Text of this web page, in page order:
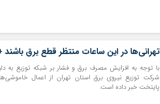
تهرانی‌ها در این ساعات منتظر قطع برق باشند
با توجه به افزایش مصرف برق و فشار بر شبکه توزیع به
شرکت توزیع نیروی برق استان تهران از اعمال
پایتخت خبر داده است.